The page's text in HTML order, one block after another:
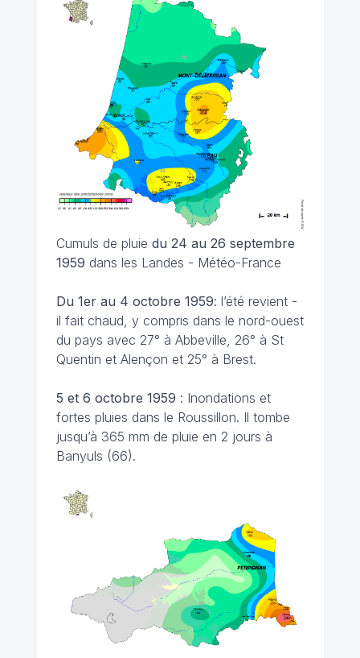
Cumuls de pluie du 24 au 26 septembre
1959 dans les Landes - Météo-France
Du 1er au 4 octobre 1959: l’été revient -
il fait chaud, y compris dans le nord-ouest
du pays avec 27° à Abbeville, 26° à St
Quentin et Alençon et 25° à Brest.
5 et 6 octobre 1959 : Inondations et
fortes pluies dans le Roussillon. Il tombe
jusqu’à 365 mm de pluie en 2 jours à
Banyuls (66).